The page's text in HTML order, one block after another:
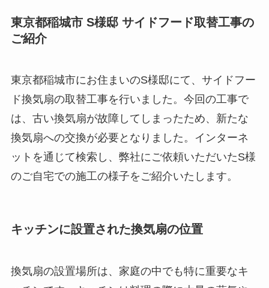
東京都稲城市 S様邸 サイドフード取替工事の
ご紹介
東京都稲城市にお住まいのS様邸にて、サイドフー
ド換気扇の取替工事を行いました。今回の工事で
は、古い換気扇が故障してしまったため、新たな
換気扇への交換が必要となりました。インターネ
ットを通じて検索し、弊社にご依頼いただいたS様
のご自宅での施工の様子をご紹介いたします。
キッチンに設置された換気扇の位置
換気扇の設置場所は、家庭の中でも特に重要なキ